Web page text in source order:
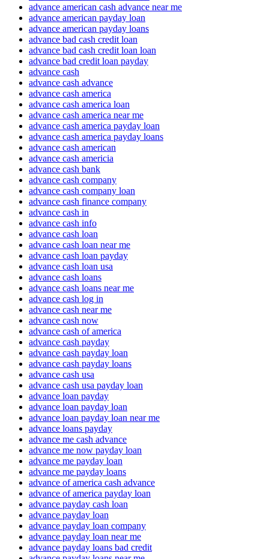
advance american cash advance near me
advance american payday loan
advance american payday loans
advance bad cash credit loan
advance bad cash credit loan loan
advance bad credit loan payday
advance cash
advance cash advance
advance cash america
advance cash america loan
advance cash america near me
advance cash america payday loan
advance cash america payday loans
advance cash american
advance cash americia
advance cash bank
advance cash company
advance cash company loan
advance cash finance company
advance cash in
advance cash info
advance cash loan
advance cash loan near me
advance cash loan payday
advance cash loan usa
advance cash loans
advance cash loans near me
advance cash log in
advance cash near me
advance cash now
advance cash of america
advance cash payday
advance cash payday loan
advance cash payday loans
advance cash usa
advance cash usa payday loan
advance loan payday
advance loan payday loan
advance loan payday loan near me
advance loans payday
advance me cash advance
advance me now payday loan
advance me payday loan
advance me payday loans
advance of america cash advance
advance of america payday loan
advance payday cash loan
advance payday loan
advance payday loan company
advance payday loan near me
advance payday loans bad credit